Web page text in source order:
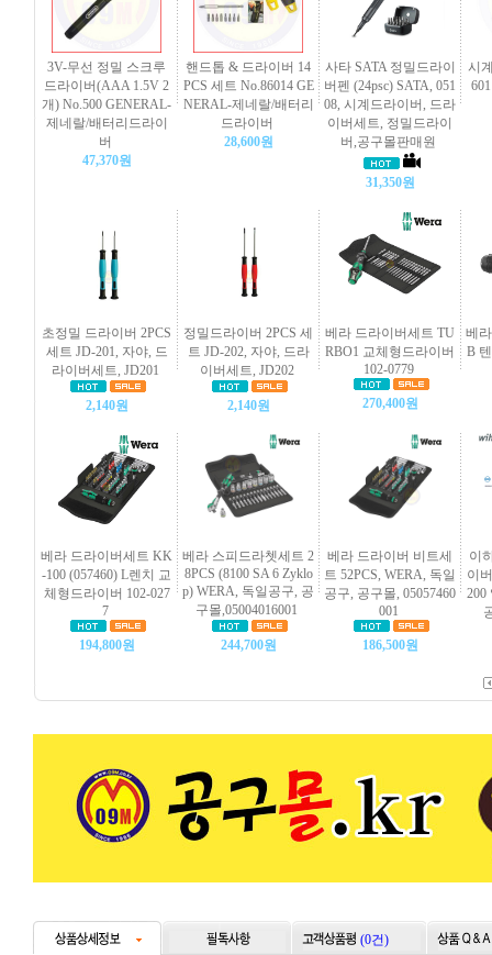
3V-무선 정밀 스크루
드라이버(AAA 1.5V 2
개) No.500 GENERAL-
제네랄/배터리드라이
버
47,370원
핸드톱 & 드라이버 14
PCS 세트 No.86014 GE
NERAL-제네랄/배터리
드라이버
28,600원
사타 SATA 정밀드라이
버펜 (24psc) SATA, 051
08, 시계드라이버, 드라
이버세트, 정밀드라이
버,공구몰판매원
31,350원
시
초정밀 드라이버 2PCS
세트 JD-201, 자야, 드
라이버세트, JD201
2,140원
정밀드라이버 2PCS 세
트 JD-202, 자야, 드라
이버세트, JD202
2,140원
베라 드라이버세트 TU
RBO1 교체형드라이버
102-0779
270,400원
베
B
베라 드라이버세트 KK
-100 (057460) L렌치 교
체형드라이버 102-027
7
194,800원
베라 스피드라쳇세트 2
8PCS (8100 SA 6 Zyklo
p) WERA, 독일공구, 공
구몰,05004016001
244,700원
베라 드라이버 비트세
트 52PCS, WERA, 독일
공구, 공구몰, 05057460
001
186,500원
이
이
200
(0건)